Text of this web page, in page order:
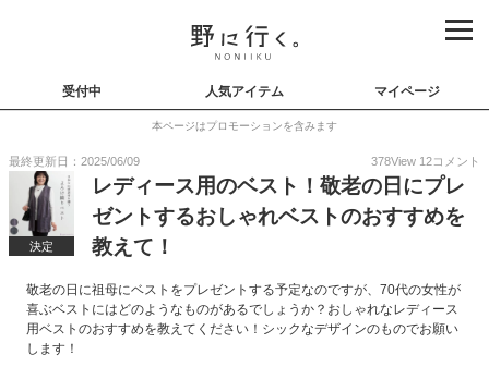
受付中 人気アイテム マイページ
本ページはプロモーションを含みます
最終更新日：2025/06/09 378View 12コメント
決定
レディース用のベスト！敬老の日にプレ
ゼントするおしゃれベストのおすすめを
教えて！
敬老の日に祖母にベストをプレゼントする予定なのですが、70代の女性が
喜ぶベストにはどのようなものがあるでしょうか？おしゃれなレディース
用ベストのおすすめを教えてください！シックなデザインのものでお願い
します！